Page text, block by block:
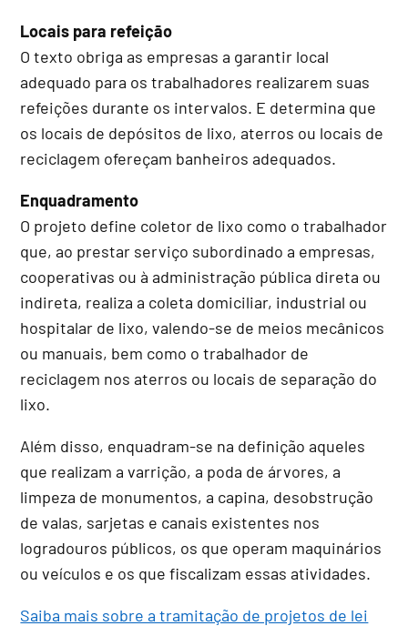
Locais para refeição
O texto obriga as empresas a garantir local
adequado para os trabalhadores realizarem suas
refeições durante os intervalos. E determina que
os locais de depósitos de lixo, aterros ou locais de
reciclagem ofereçam banheiros adequados.
Enquadramento
O projeto define coletor de lixo como o trabalhador
que, ao prestar serviço subordinado a empresas,
cooperativas ou à administração pública direta ou
indireta, realiza a coleta domiciliar, industrial ou
hospitalar de lixo, valendo-se de meios mecânicos
ou manuais, bem como o trabalhador de
reciclagem nos aterros ou locais de separação do
lixo.
Além disso, enquadram-se na definição aqueles
que realizam a varrição, a poda de árvores, a
limpeza de monumentos, a capina, desobstrução
de valas, sarjetas e canais existentes nos
logradouros públicos, os que operam maquinários
ou veículos e os que fiscalizam essas atividades.
Saiba mais sobre a tramitação de projetos de lei